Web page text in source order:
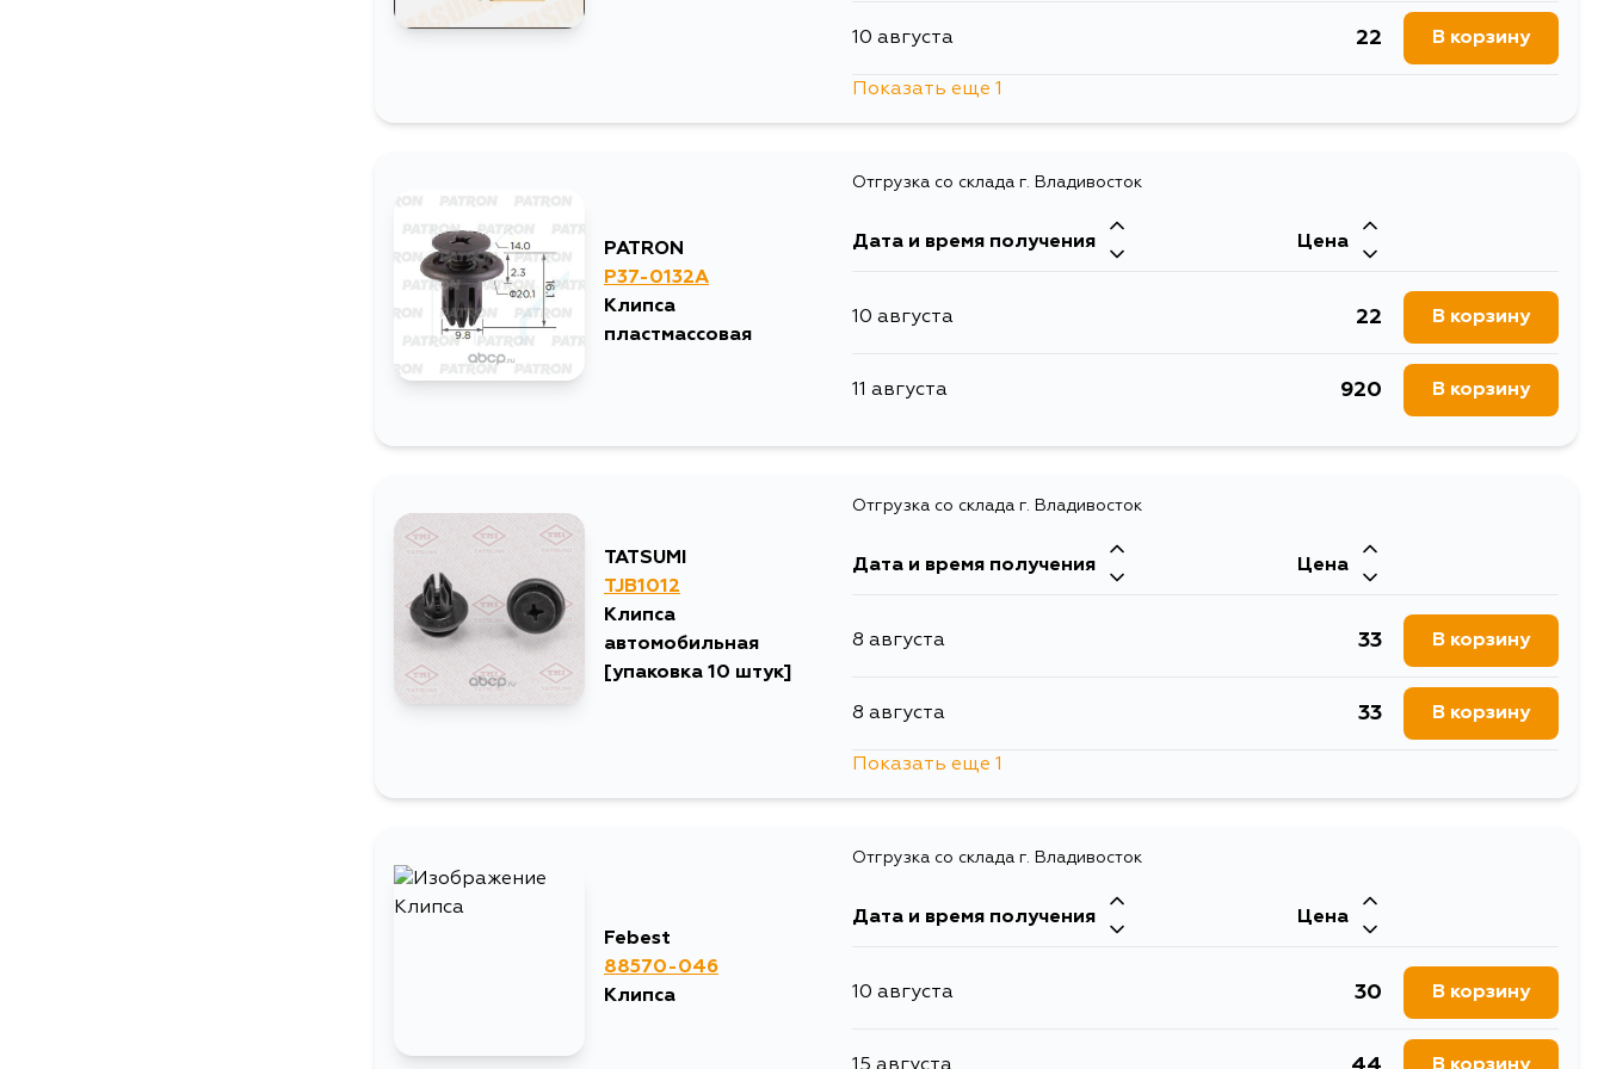
10 августа 22 В корзину
Показать еще 1
PATRON
P37-0132A
Клипса
пластмассовая
Отгрузка со склада г. Владивосток
Дата и время получения Цена
10 августа 22 В корзину
11 августа 920 В корзину
TATSUMI
TJB1012
Клипса
автомобильная
[упаковка 10 штук]
Отгрузка со склада г. Владивосток
Дата и время получения Цена
8 августа 33 В корзину
8 августа 33 В корзину
Показать еще 1
Febest
88570-046
Клипса
Отгрузка со склада г. Владивосток
Дата и время получения Цена
10 августа 30 В корзину
15 августа В корзину